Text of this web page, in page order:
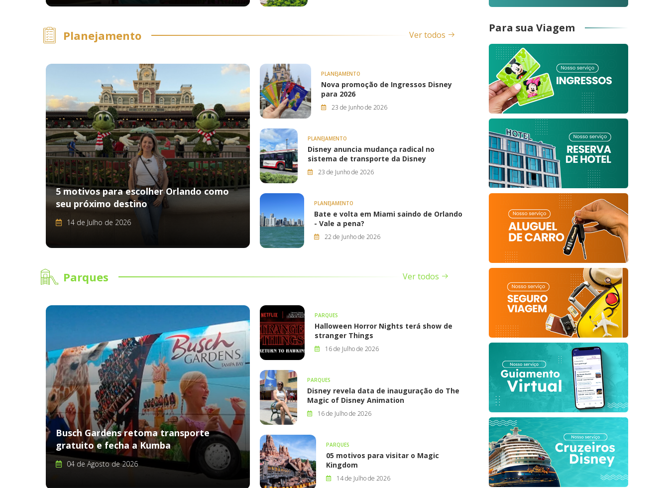
Planejamento Ver todos
5 motivos para escolher Orlando como
seu próximo destino
14 de Julho de 2026
PLANEJAMENTO
Nova promoção de Ingressos Disney
para 2026
23 de Junho de 2026
PLANEJAMENTO
Disney anuncia mudança radical no
sistema de transporte da Disney
23 de Junho de 2026
PLANEJAMENTO
Bate e volta em Miami saindo de Orlando
- Vale a pena?
22 de Junho de 2026
Parques Ver todos
Busch Gardens retoma transporte
gratuito e fecha a Kumba
04 de Agosto de 2026
PARQUES
Halloween Horror Nights terá show de
stranger Things
16 de Julho de 2026
PARQUES
Disney revela data de inauguração do The
Magic of Disney Animation
16 de Julho de 2026
PARQUES
05 motivos para visitar o Magic
Kingdom
14 de Julho de 2026
Para sua Viagem